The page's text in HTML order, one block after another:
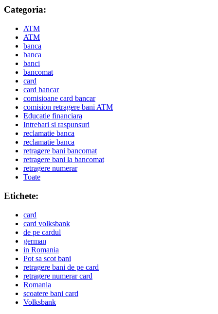
Categoria:
ATM
ATM
banca
banca
banci
bancomat
card
card bancar
comisioane card bancar
comision retragere bani ATM
Educatie financiara
Intrebari si raspunsuri
reclamatie banca
reclamatie banca
retragere bani bancomat
retragere bani la bancomat
retragere numerar
Toate
Etichete:
card
card volksbank
de pe cardul
german
in Romania
Pot sa scot bani
retragere bani de pe card
retragere numerar card
Romania
scoatere bani card
Volksbank